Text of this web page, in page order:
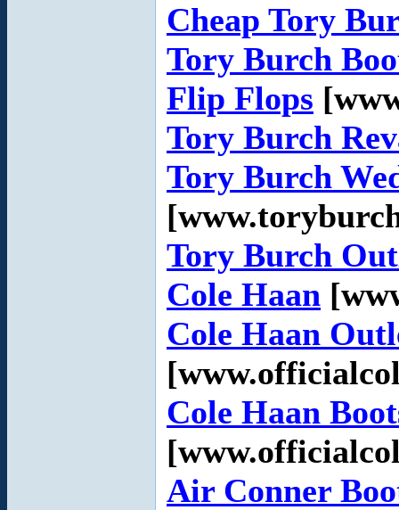
Cheap Tory
Tory Burch
Flip Flops
Tory Burch
Tory Burch
Tory Burch
Cole Haan
Cole Haan
Cole Haan
Air Conner